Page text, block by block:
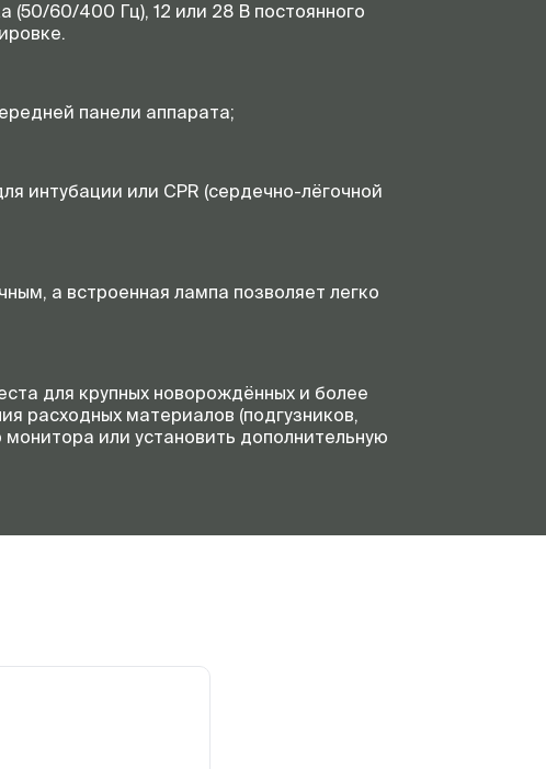
60/400 Гц), 12 или 28 В постоянного
панели аппарата;
интубации или CPR (сердечно-лёгочной
а встроенная лампа позволяет легко
для крупных новорождённых и более
расходных материалов (подгузников,
или установить дополнительную